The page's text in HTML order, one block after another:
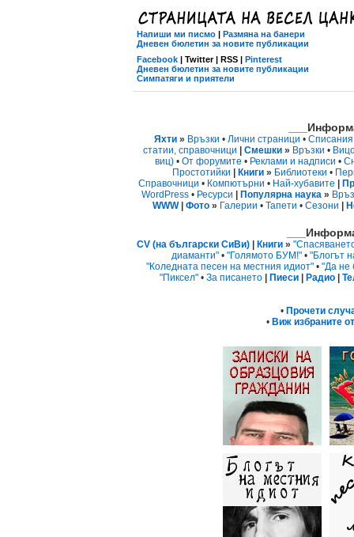
Напиши ми писмо | Размяна на банери
Дневен бюлетин за новите публикации
Facebook | Twitter | RSS | Pinterest
Дневен бюлетин за новите публикации
Симпатяги и приятели
Яхти » Връзки • Лични страници • Списания
статии, справочници
Смешки » Връзки •
виц) • От форумите • Реклами и надписи •
Простотийки
Книги » Библиотеки •
Справочници • Компютърни • Най-хубавите
WordPress • Ресурси Популярна наука »
WWW| Фото » Галерии • Тапети • Сезони
CV (на български СиВи) Книги »
диаманти" • "Голямото БУМ!" • "Блогът
"Коледната песен на местния идиот" • "Да не
"Пиксел" • За писането Пиеси Радио
• Прочети
• Виж избраните